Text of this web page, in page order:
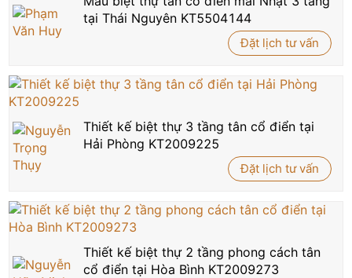
tại Thái Nguyên KT5504144
Đặt lịch tư vấn
Thiết kế biệt thự 3 tầng tân cổ điển tại
Hải Phòng KT2009225
Đặt lịch tư vấn
Thiết kế biệt thự 2 tầng phong cách tân
cổ điển tại Hòa Bình KT2009273